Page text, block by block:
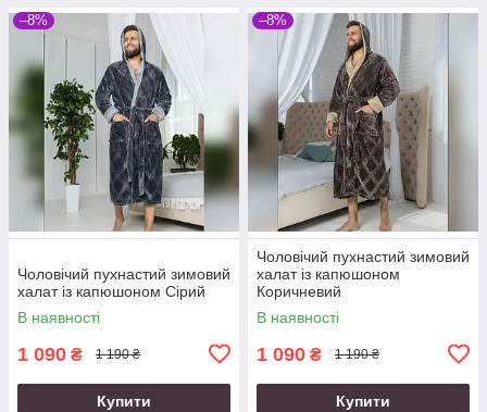
–8%
Чоловічий пухнастий зимовий
халат із капюшоном Сірий
В наявності
1 090 ₴ 1 190 ₴
Купити
–8%
Чоловічий пухнастий зимовий
халат із капюшоном
Коричневий
В наявності
1 090 ₴ 1 190 ₴
Купити